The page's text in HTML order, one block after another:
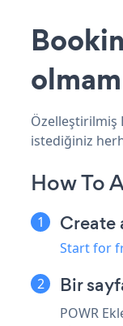
Özelleştirilmiş
istediğiniz
How To
Create
Start for
Bir
POWR